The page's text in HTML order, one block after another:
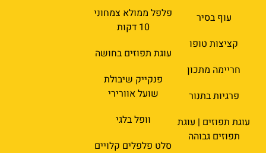
עוף בסיר
קציצות טופו
חריימה מתכון
פרגיות בתנור
עוגת תפוזים | עוגת
תפוזים גבוהה
פלפל ממולא צמחוני
10 דקות
עוגת תפוזים בחושה
פנקייק שיבולת
שועל אוורירי
וופל בלגי
סלט פלפלים קלויים